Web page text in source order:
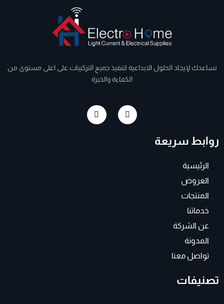
نساعدك لإيجاد الحلول الابداعية لتنفيذ جميع التركيبات على اعلى مستوى من
الكفاءة والخبرة
F
a
c
I
n
s
روابط سريعة
الرئيسية
العروض
المنتجات
خدماتنا
عن الشركة
المدونة
تواصل معنا
تصنيفات